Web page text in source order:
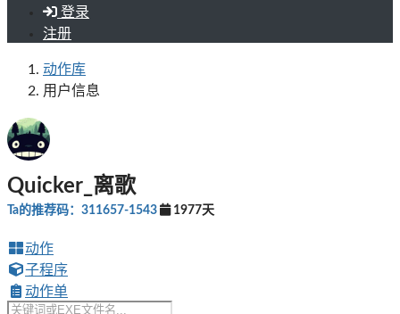
登录
注册
动作库
用户信息
Quicker_离歌
Ta的推荐码：311657-1543 1977天
动作
子程序
动作单